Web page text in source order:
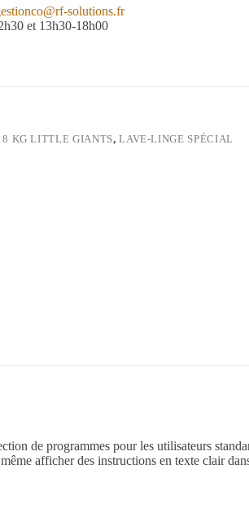
solutions.fr
et 13h30-18h00
KG LITTLE GIANTS,LAVE-LINGE SPÉCIAL
de programmes pour les utilisateurs
afficher des instructions en texte clair